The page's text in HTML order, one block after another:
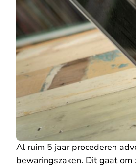
Al ruim 5 jaar procederen
bewaringszaken. Dit gaat om